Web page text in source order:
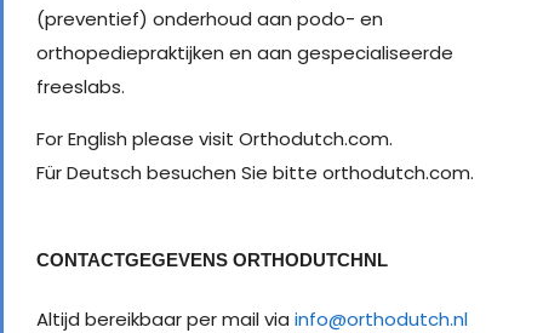
(preventief) onderhoud aan podo- en
orthopediepraktijken en aan gespecialiseerde
freeslabs.
For English please visit Orthodutch.com.
Für Deutsch besuchen Sie bitte orthodutch.com.
CONTACTGEGEVENS ORTHODUTCHNL
Altijd bereikbaar per mail via info@orthodutch.nl